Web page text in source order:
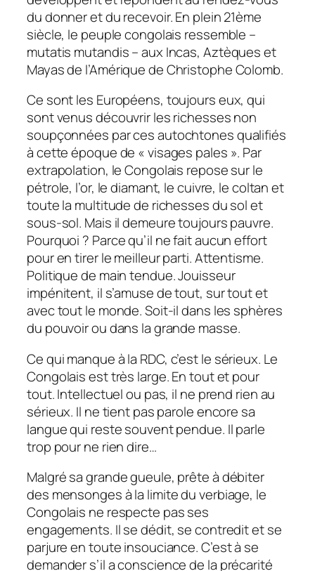
du donner et du recevoir. En plein 21ème
siècle, le peuple congolais ressemble –
mutatis mutandis – aux Incas, Aztèques et
Mayas de l’Amérique de Christophe Colomb.
Ce sont les Européens, toujours eux, qui
sont venus découvrir les richesses non
soupçonnées par ces autochtones qualifiés
à cette époque de « visages pales ». Par
extrapolation, le Congolais repose sur le
pétrole, l’or, le diamant, le cuivre, le coltan et
toute la multitude de richesses du sol et
sous-sol. Mais il demeure toujours pauvre.
Pourquoi ? Parce qu’il ne fait aucun effort
pour en tirer le meilleur parti. Attentisme.
Politique de main tendue. Jouisseur
impénitent, il s’amuse de tout, sur tout et
avec tout le monde. Soit-il dans les sphères
du pouvoir ou dans la grande masse.
Ce qui manque à la RDC, c’est le sérieux. Le
Congolais est très large. En tout et pour
tout. Intellectuel ou pas, il ne prend rien au
sérieux. Il ne tient pas parole encore sa
langue qui reste souvent pendue. Il parle
trop pour ne rien dire…
Malgré sa grande gueule, prête à débiter
des mensonges à la limite du verbiage, le
Congolais ne respecte pas ses
engagements. Il se dédit, se contredit et se
parjure en toute insouciance. C’est à se
demander s’il a conscience de la précarité